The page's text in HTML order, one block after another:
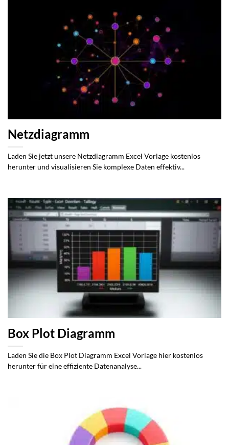
Netzdiagramm
Laden Sie jetzt unsere Netzdiagramm Excel Vorlage kostenlos
herunter und visualisieren Sie komplexe Daten effektiv...
Box Plot Diagramm
Laden Sie die Box Plot Diagramm Excel Vorlage hier kostenlos
herunter für eine effiziente Datenanalyse...